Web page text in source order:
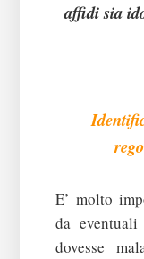
affidi sia
E’ molto
da
dovesse